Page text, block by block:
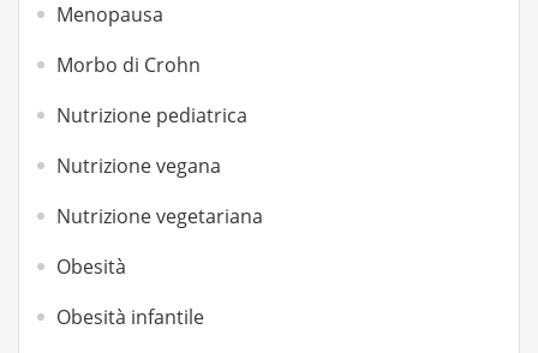
Menopausa
Morbo di Crohn
Nutrizione pediatrica
Nutrizione vegana
Nutrizione vegetariana
Obesità
Obesità infantile